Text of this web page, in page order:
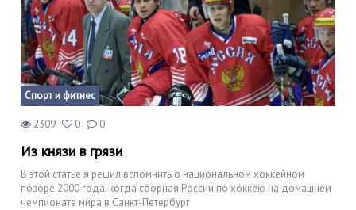
Спорт и фитнес
2309 0 0
Из князи в грязи
В этой статье я решил вспомнить о национальном хоккейном
позоре 2000 года, когда сборная России по хоккею на домашнем
чемпионате мира в Санкт-Петербург